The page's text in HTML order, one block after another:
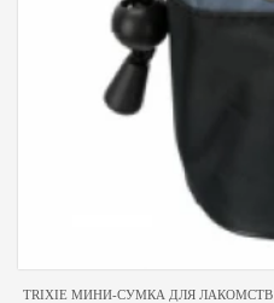
TRIXIE МИНИ-СУМКА ДЛЯ ЛАКОМСТВ